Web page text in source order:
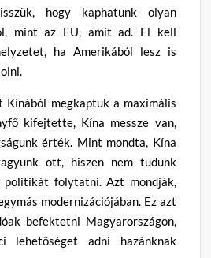
hogy kaphatunk olyan
mint az EU, amit ad. El kell
ha Amerikából lesz is
megkaptuk a maximális
kifejtette, Kína messze van,
érték. Mint mondta, Kína
ott, hiszen nem tudunk
politikát folytatni. Azt mondják,
modernizációjában. Ez azt
befektetni Magyarországon,
lehetőséget adni hazánknak